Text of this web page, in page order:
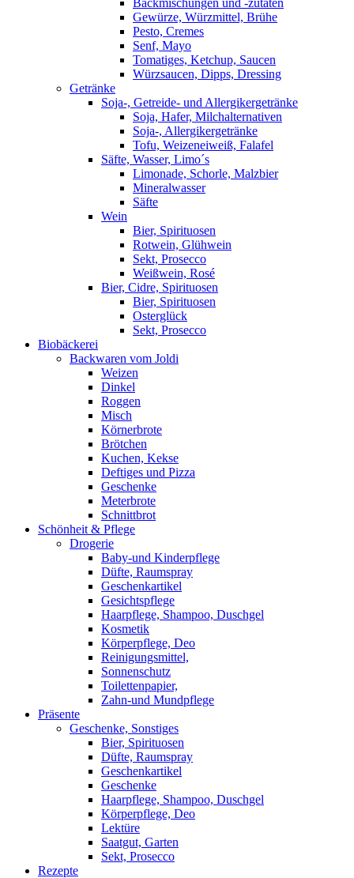
Backmischungen und -zutaten
Gewürze, Würzmittel, Brühe
Pesto, Cremes
Senf, Mayo
Tomatiges, Ketchup, Saucen
Würzsaucen, Dipps, Dressing
Getränke
Soja-, Getreide- und Allergikergetränke
Soja, Hafer, Milchalternativen
Soja-, Allergikergetränke
Tofu, Weizeneiweiß, Falafel
Säfte, Wasser, Limo´s
Limonade, Schorle, Malzbier
Mineralwasser
Säfte
Wein
Bier, Spirituosen
Rotwein, Glühwein
Sekt, Prosecco
Weißwein, Rosé
Bier, Cidre, Spirituosen
Bier, Spirituosen
Osterglück
Sekt, Prosecco
Biobäckerei
Backwaren vom Joldi
Weizen
Dinkel
Roggen
Misch
Körnerbrote
Brötchen
Kuchen, Kekse
Deftiges und Pizza
Geschenke
Meterbrote
Schnittbrot
Schönheit & Pflege
Drogerie
Baby-und Kinderpflege
Düfte, Raumspray
Geschenkartikel
Gesichtspflege
Haarpflege, Shampoo, Duschgel
Kosmetik
Körperpflege, Deo
Reinigungsmittel,
Sonnenschutz
Toilettenpapier,
Zahn-und Mundpflege
Präsente
Geschenke, Sonstiges
Bier, Spirituosen
Düfte, Raumspray
Geschenkartikel
Geschenke
Haarpflege, Shampoo, Duschgel
Körperpflege, Deo
Lektüre
Saatgut, Garten
Sekt, Prosecco
Rezepte